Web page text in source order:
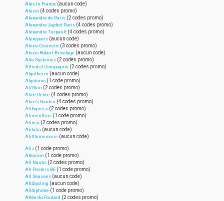
Ales In France (aucun code)
Alessi (4 codes promo)
Alexandre de Paris (2 codes promo)
Alexandre Japhet Paris (4 codes promo)
Alexandre Turpault (4 codes promo)
Alexeparis (aucun code)
Alexis Cosmetic (3 codes promo)
Alexis Robert Bricolage (aucun code)
Alfa Systemes (2 codes promo)
Alfred et Compagnie (2 codes promo)
Algotherm (aucun code)
Algotonic (1 code promo)
Ali'Skin (2 codes promo)
Alice Delice (4 codes promo)
Alice's Garden (4 codes promo)
AliExpress (2 codes promo)
Alimenthus (1 code promo)
Alinea (2 codes promo)
Alitalia (aucun code)
Alittlemercerie (aucun code)
Aliz (1 code promo)
Alkarion (1 code promo)
All Nautic (2 codes promo)
All Posters BE (1 code promo)
All Seasons (aucun code)
All4cycling (aucun code)
All4iphone (1 code promo)
Allée du Foulard (2 codes promo)